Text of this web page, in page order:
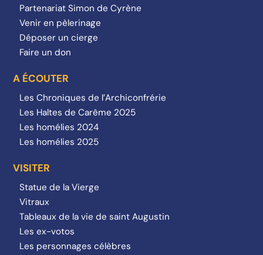
Partenariat Simon de Cyrène
Venir en pèlerinage
Déposer un cierge
Faire un don
A ÉCOUTER
Les Chroniques de l’Archiconfrérie
Les Haltes de Carême 2025
Les homélies 2024
Les homélies 2025
VISITER
Statue de la Vierge
Vitraux
Tableaux de la vie de saint Augustin
Les ex-votos
Les personnages célèbres